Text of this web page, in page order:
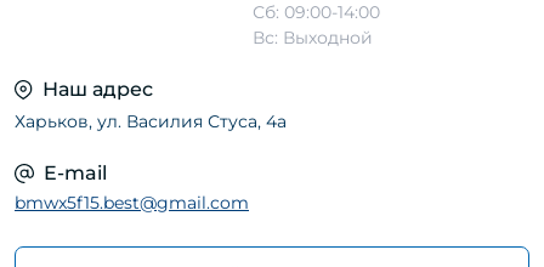
Сб: 09:00-14:00
Вс: Выходной
Наш адрес
Харьков, ул. Василия Стуса, 4а
E-mail
bmwx5f15.best@gmail.com